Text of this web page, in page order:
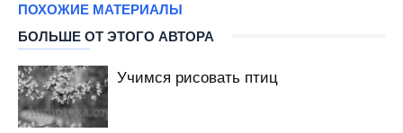
ПОХОЖИЕ МАТЕРИАЛЫ
БОЛЬШЕ ОТ ЭТОГО АВТОРА
Учимся рисовать птиц